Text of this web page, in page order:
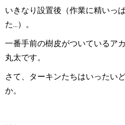
いきなり設置後（作業に精いっ
た...）。
一番手前の樹皮がついているア
丸太です。
さて、ターキンたちはいったい
か。